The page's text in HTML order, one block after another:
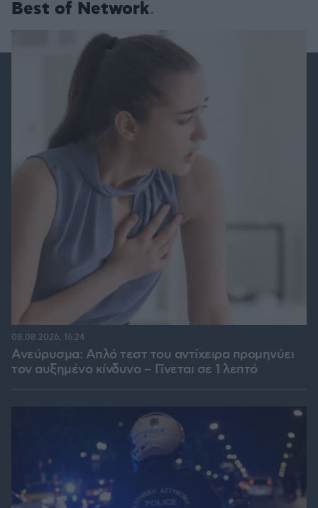
Best of Network
Ανεύρυσμα: Απλό τεστ του αντίχειρα προμηνύει
τον αυξημένο κίνδυνο – Γίνεται σε 1 λεπτό
08.08.2026, 16:24